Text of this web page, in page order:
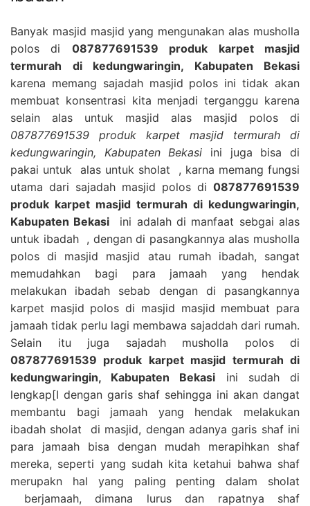
Banyak masjid masjid yang mengunakan alas musholla
polos di 087877691539 produk karpet masjid
termurah di kedungwaringin, Kabupaten Bekasi
karena memang sajadah masjid polos ini tidak akan
membuat konsentrasi kita menjadi terganggu karena
selain alas untuk masjid alas masjid polos di
087877691539 produk karpet masjid termurah di
kedungwaringin, Kabupaten Bekasi ini juga bisa di
pakai untuk alas untuk sholat , karna memang fungsi
utama dari sajadah masjid polos di 087877691539
produk karpet masjid termurah di kedungwaringin,
Kabupaten Bekasi ini adalah di manfaat sebgai alas
untuk ibadah , dengan di pasangkannya alas musholla
polos di masjid masjid atau rumah ibadah, sangat
memudahkan bagi para jamaah yang hendak
melakukan ibadah sebab dengan di pasangkannya
karpet masjid polos di masjid masjid membuat para
jamaah tidak perlu lagi membawa sajaddah dari rumah.
Selain itu juga sajadah musholla polos di
087877691539 produk karpet masjid termurah di
kedungwaringin, Kabupaten Bekasi ini sudah di
lengkap[I dengan garis shaf sehingga ini akan dangat
membantu bagi jamaah yang hendak melakukan
ibadah sholat di masjid, dengan adanya garis shaf ini
para jamaah bisa dengan mudah merapihkan shaf
mereka, seperti yang sudah kita ketahui bahwa shaf
merupakn hal yang paling penting dalam sholat
berjamaah, dimana lurus dan rapatnya shaf